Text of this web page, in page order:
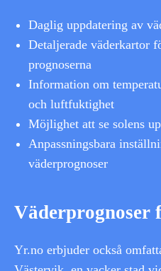
Daglig uppdatering av
Detaljerade väderkartor
prognoserna
Information om
och luftfuktighet
Möjlighet att se solens
Anpassningsbara
väderprognoser
Väderprognoser
Yr.no erbjuder också